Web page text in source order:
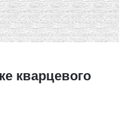
кварцевого